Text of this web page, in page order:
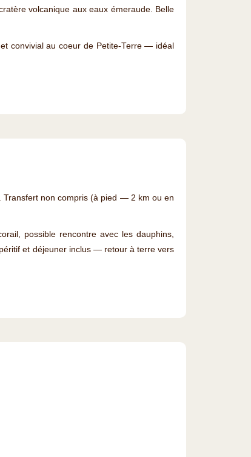
volcanique aux eaux émeraude. Belle
convivial au coeur de Petite-Terre — idéal
. Transfert non compris (à pied — 2 km ou en
possible rencontre avec les dauphins,
et déjeuner inclus — retour à terre vers